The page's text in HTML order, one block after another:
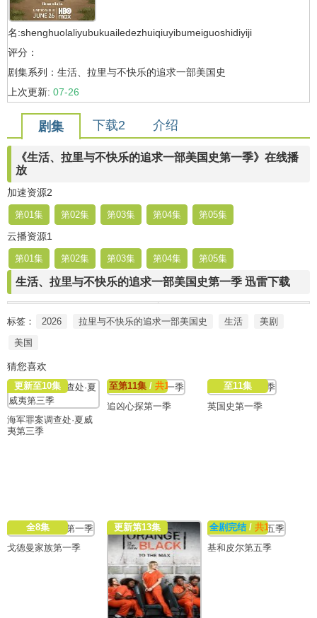
名:shenghuolaliyubukuailedezhuiqiuyibumeiguoshidiyiji
评分：
剧集系列：生活、拉里与不快乐的追求一部美国史
上次更新: 07-26
剧集 下载2 介绍
《生活、拉里与不快乐的追求一部美国史第一季》在线播
放
加速资源2
第01集 第02集 第03集 第04集 第05集
云播资源1
第01集 第02集 第03集 第04集 第05集
生活、拉里与不快乐的追求一部美国史第一季 迅雷下载
标签： 2026 拉里与不快乐的追求一部美国史 生活
美剧
美国
猜您喜欢
更新至10集
海军罪案调查处·夏威
夷第三季
至第11集 /共11集
追凶心探第一季
至11集
英国史第一季
全8集
戈德曼家族第一季
更新第13集 全剧完结/ 共11集
基和皮尔第五季